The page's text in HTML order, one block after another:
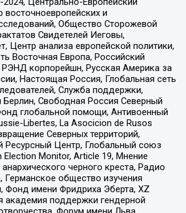
восточноевропейских и
Общество Сторожевой
Свидетелей Иеговы,
Центр анализа европейской политики,
Восточная Европа, Российский
РЭНД корпорейшн, Русская Америка за
Настоящая Россия, Глобальная сеть
Служба поддержки,
Свободная Россия Северный
глобальной помощи, Антивоенный
Libertes, La Asocicion de Rusos
Северных территорий,
Ресурсный Центр, Глобальный союз
Election Monitor, Article 19, Мнение
черного креста, Радио
Германское общество изучения
Фонд имени Фридриха Эберта, XZ
академия поддержки гендерной